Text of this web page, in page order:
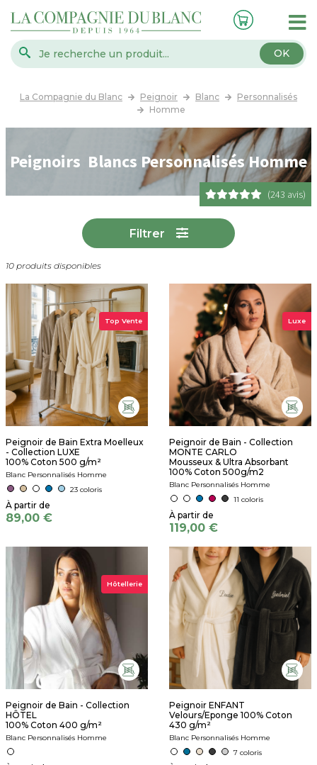
OK
La Compagnie du Blanc Peignoir Blanc
Personnalisés
Homme
Peignoirs Blancs Personnalisés Homme
(243 avis)
Filtrer
10 produits disponibles
Top Vente
Peignoir de Bain Extra Moelleux
- Collection LUXE
100% Coton 500 g/m²
Blanc Personnalisés Homme
23 coloris
89,00 €
Luxe
Peignoir de Bain - Collection
MONTE CARLO
Mousseux & Ultra Absorbant
100% Coton 500g/m2
Blanc Personnalisés Homme
11 coloris
119,00 €
Hôtellerie
Peignoir de Bain - Collection
HÔTEL
100% Coton 400 g/m²
Blanc Personnalisés Homme
Peignoir ENFANT
Velours/Eponge 100% Coton
430 g/m²
Blanc Personnalisés Homme
7 coloris